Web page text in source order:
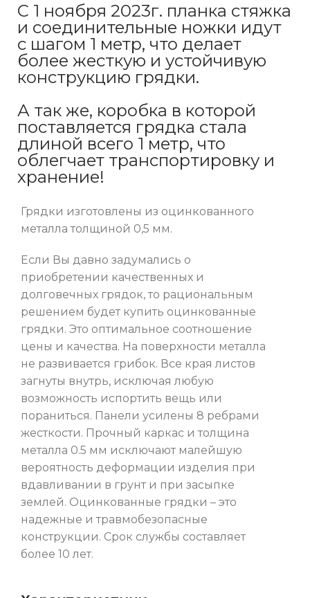
С 1 ноября 2023г. планка стяжка
и соединительные ножки идут
с шагом 1 метр, что делает
более жесткую и устойчивую
конструкцию грядки.
А так же, коробка в которой
поставляется грядка стала
длиной всего 1 метр, что
облегчает транспортировку и
хранение!
Грядки изготовлены из оцинкованного
металла толщиной 0,5 мм.
Если Вы давно задумались о
приобретении качественных и
долговечных грядок, то рациональным
решением будет купить оцинкованные
грядки. Это оптимальное соотношение
цены и качества. На поверхности металла
не развивается грибок. Все края листов
загнуты внутрь, исключая любую
возможность испортить вещь или
пораниться. Панели усилены 8 ребрами
жесткости. Прочный каркас и толщина
металла 0.5 мм исключают малейшую
вероятность деформации изделия при
вдавливании в грунт и при засыпке
землей. Оцинкованные грядки – это
надежные и травмобезопасные
конструкции. Срок службы составляет
более 10 лет.